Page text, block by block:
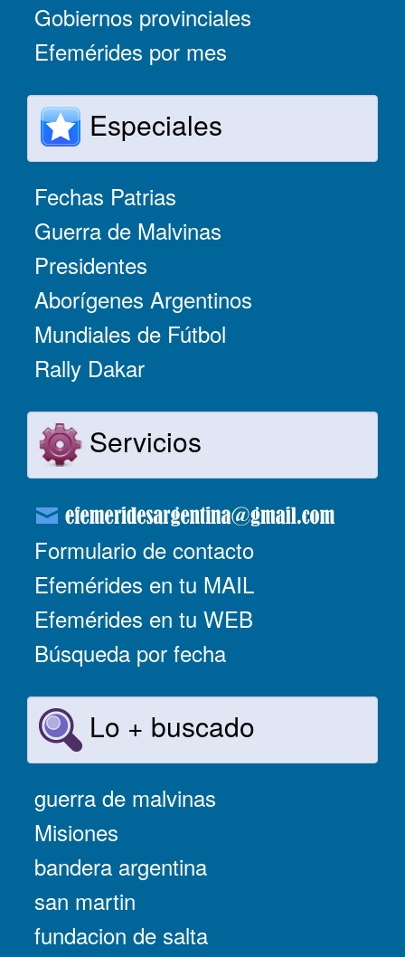
Gobiernos provinciales
Efemérides por mes
Especiales
Fechas Patrias
Guerra de Malvinas
Presidentes
Aborígenes Argentinos
Mundiales de Fútbol
Rally Dakar
Servicios
Formulario de contacto
Efemérides en tu MAIL
Efemérides en tu WEB
Búsqueda por fecha
Lo + buscado
guerra de malvinas
Misiones
bandera argentina
san martin
fundacion de salta